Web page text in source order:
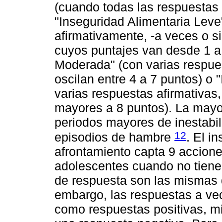
(cuando todas las
"Inseguridad Alimentaria
afirmativamente, -a veces o
cuyos puntajes van desde 1
Moderada" (con varias
oscilan entre 4 a 7 puntos) o
varias respuestas
mayores a 8 puntos). La
periodos mayores de
episodios de hambre 12. El
afrontamiento capta 9
adolescentes cuando no
de respuesta son las
embargo, las respuestas a
como respuestas positivas,